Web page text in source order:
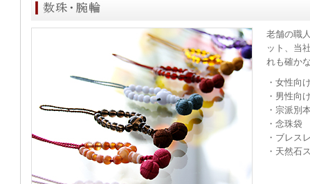
老舗の職
ット、当
れも確か
・女性向
・男性向
・宗派別
・念珠袋
・ブレス
・天然石